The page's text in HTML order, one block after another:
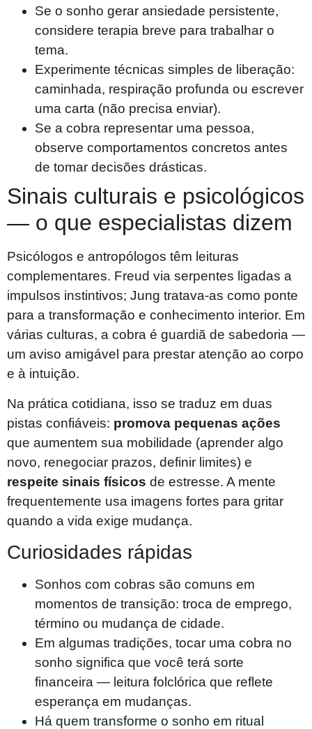
Se o sonho gerar ansiedade persistente,
considere terapia breve para trabalhar o
tema.
Experimente técnicas simples de liberação:
caminhada, respiração profunda ou escrever
uma carta (não precisa enviar).
Se a cobra representar uma pessoa,
observe comportamentos concretos antes
de tomar decisões drásticas.
Sinais culturais e psicológicos
— o que especialistas dizem
Psicólogos e antropólogos têm leituras
complementares. Freud via serpentes ligadas a
impulsos instintivos; Jung tratava-as como ponte
para a transformação e conhecimento interior. Em
várias culturas, a cobra é guardiã de sabedoria —
um aviso amigável para prestar atenção ao corpo
e à intuição.
Na prática cotidiana, isso se traduz em duas
pistas confiáveis: promova pequenas ações
que aumentem sua mobilidade (aprender algo
novo, renegociar prazos, definir limites) e
respeite sinais físicos de estresse. A mente
frequentemente usa imagens fortes para gritar
quando a vida exige mudança.
Curiosidades rápidas
Sonhos com cobras são comuns em
momentos de transição: troca de emprego,
término ou mudança de cidade.
Em algumas tradições, tocar uma cobra no
sonho significa que você terá sorte
financeira — leitura folclórica que reflete
esperança em mudanças.
Há quem transforme o sonho em ritual